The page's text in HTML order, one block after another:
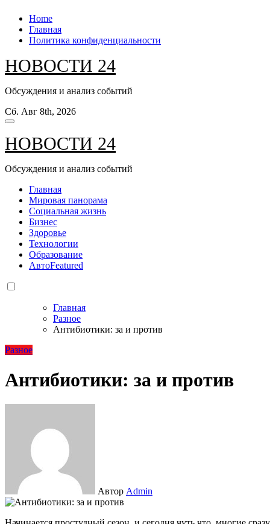
Перейти
содержанию
Home
Главная
Политика конфиденциальности
НОВОСТИ 24
Обсуждения и анализ событий
Сб. Авг 8th, 2026
НОВОСТИ 24
Обсуждения и анализ событий
Главная
Мировая панорама
Социальная жизнь
Бизнес
Здоровье
Технологии
Образование
АвтоFeatured
Главная
Разное
Антибиотики: за и против
Разное
Антибиотики: за и против
Автор Admin